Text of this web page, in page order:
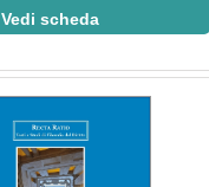
Vedi scheda